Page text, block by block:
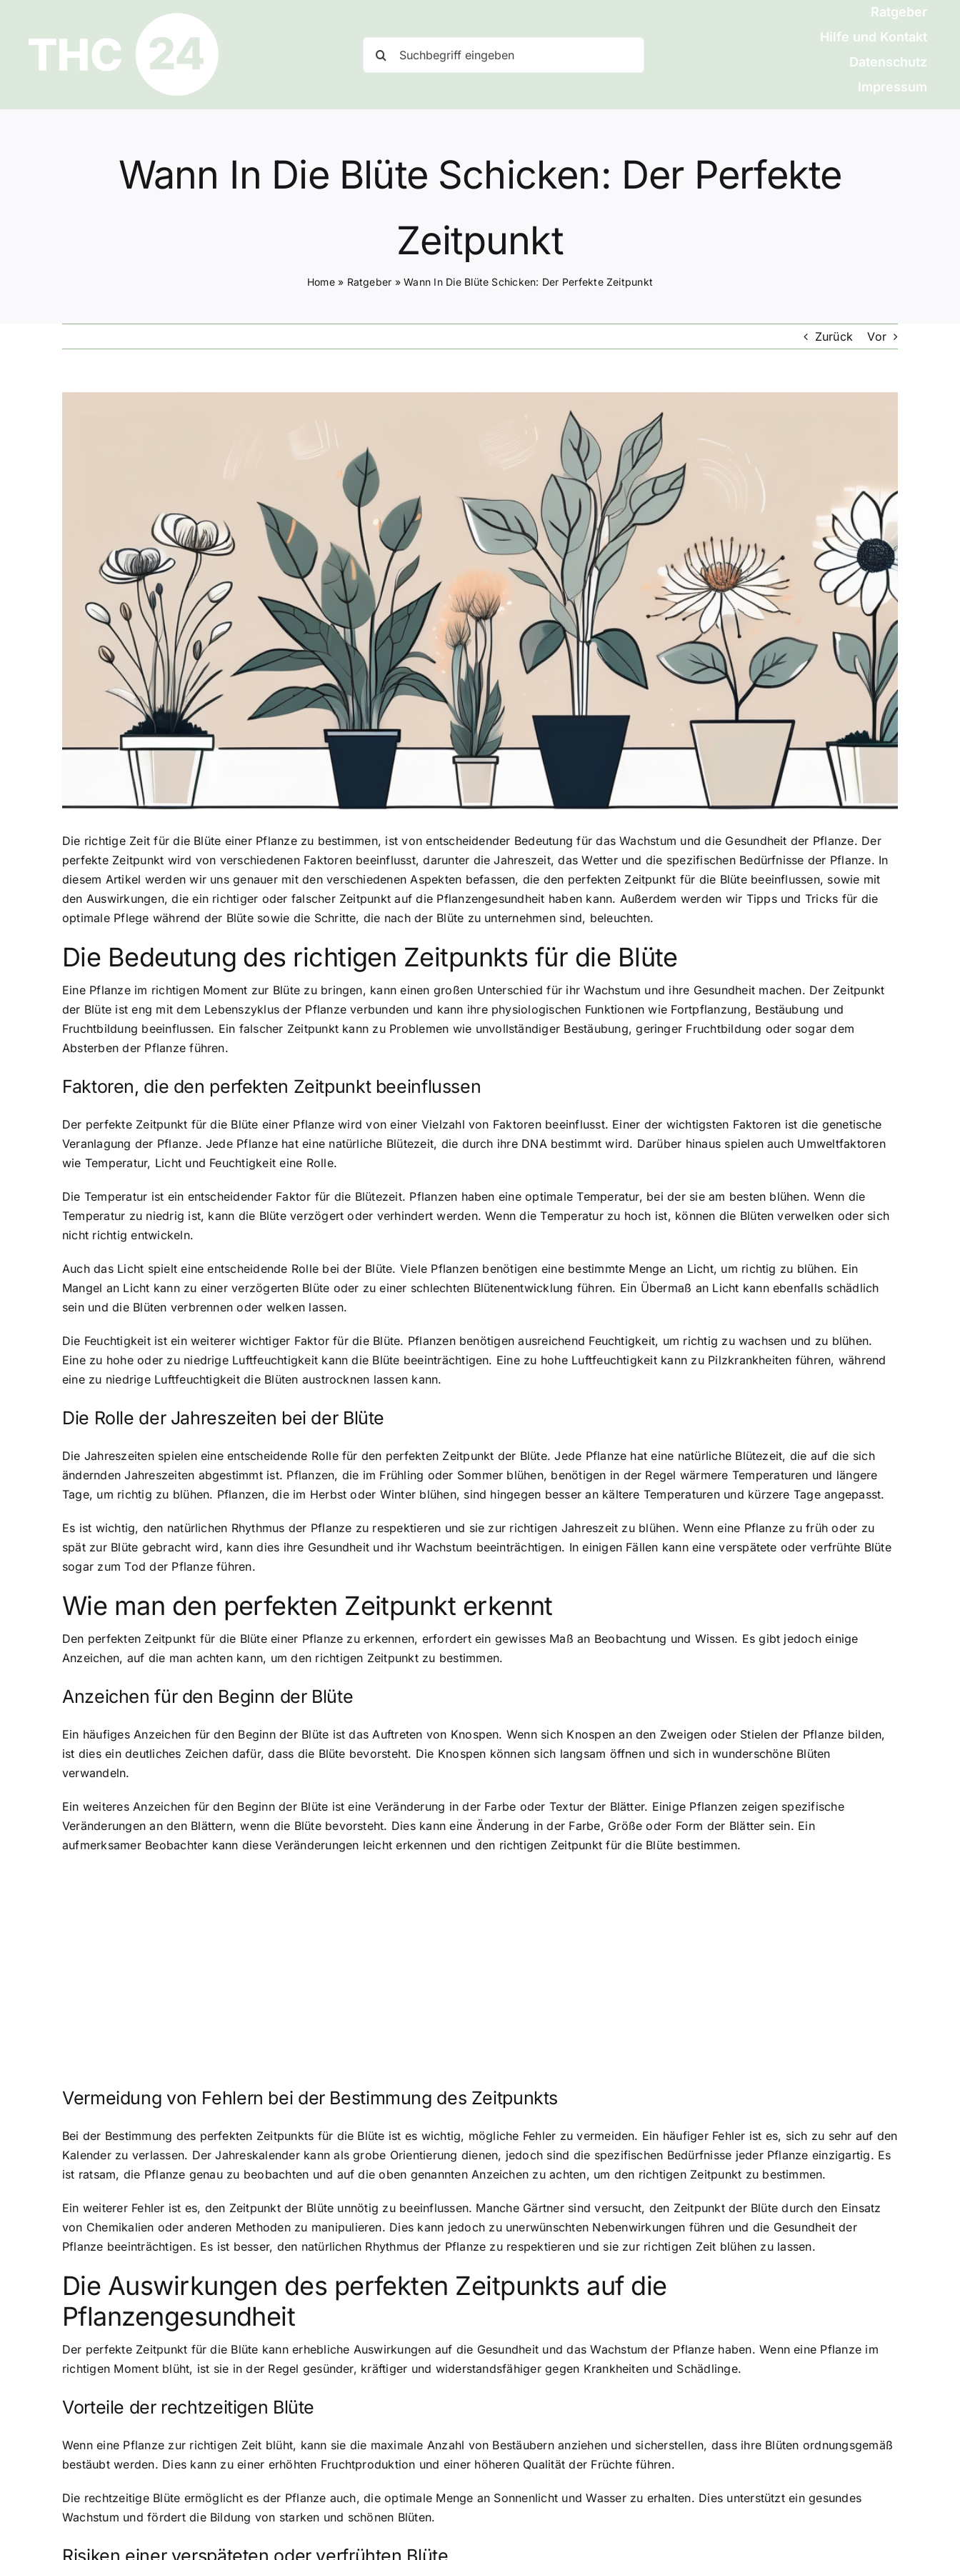
springen
nach:
Ratgeber
Hilfe und Kontakt
Datenschutz
Impressum
Wann In Die Blüte Schicken: Der Perfekte
Zeitpunkt
Home» Ratgeber »Wann In Die Blüte Schicken: Der Perfekte Zeitpunkt
Zurück Vor
Die richtige Zeit für die Blüte einer Pflanze zu bestimmen, ist von entscheidender Bedeutung für das Wachstum und die Gesundheit der Pflanze. Der
perfekte Zeitpunkt wird von verschiedenen Faktoren beeinflusst, darunter die Jahreszeit, das Wetter und die spezifischen Bedürfnisse der Pflanze. In
diesem Artikel werden wir uns genauer mit den verschiedenen Aspekten befassen, die den perfekten Zeitpunkt für die Blüte beeinflussen, sowie mit
den Auswirkungen, die ein richtiger oder falscher Zeitpunkt auf die Pflanzengesundheit haben kann. Außerdem werden wir Tipps und Tricks für die
optimale Pflege während der Blüte sowie die Schritte, die nach der Blüte zu unternehmen sind, beleuchten.
Die Bedeutung des richtigen Zeitpunkts für die Blüte
Eine Pflanze im richtigen Moment zur Blüte zu bringen, kann einen großen Unterschied für ihr Wachstum und ihre Gesundheit machen. Der Zeitpunkt
der Blüte ist eng mit dem Lebenszyklus der Pflanze verbunden und kann ihre physiologischen Funktionen wie Fortpflanzung, Bestäubung und
Fruchtbildung beeinflussen. Ein falscher Zeitpunkt kann zu Problemen wie unvollständiger Bestäubung, geringer Fruchtbildung oder sogar dem
Absterben der Pflanze führen.
Faktoren, die den perfekten Zeitpunkt beeinflussen
Der perfekte Zeitpunkt für die Blüte einer Pflanze wird von einer Vielzahl von Faktoren beeinflusst. Einer der wichtigsten Faktoren ist die genetische
Veranlagung der Pflanze. Jede Pflanze hat eine natürliche Blütezeit, die durch ihre DNA bestimmt wird. Darüber hinaus spielen auch Umweltfaktoren
wie Temperatur, Licht und Feuchtigkeit eine Rolle.
Die Temperatur ist ein entscheidender Faktor für die Blütezeit. Pflanzen haben eine optimale Temperatur, bei der sie am besten blühen. Wenn die
Temperatur zu niedrig ist, kann die Blüte verzögert oder verhindert werden. Wenn die Temperatur zu hoch ist, können die Blüten verwelken oder sich
nicht richtig entwickeln.
Auch das Licht spielt eine entscheidende Rolle bei der Blüte. Viele Pflanzen benötigen eine bestimmte Menge an Licht, um richtig zu blühen. Ein
Mangel an Licht kann zu einer verzögerten Blüte oder zu einer schlechten Blütenentwicklung führen. Ein Übermaß an Licht kann ebenfalls schädlich
sein und die Blüten verbrennen oder welken lassen.
Die Feuchtigkeit ist ein weiterer wichtiger Faktor für die Blüte. Pflanzen benötigen ausreichend Feuchtigkeit, um richtig zu wachsen und zu blühen.
Eine zu hohe oder zu niedrige Luftfeuchtigkeit kann die Blüte beeinträchtigen. Eine zu hohe Luftfeuchtigkeit kann zu Pilzkrankheiten führen, während
eine zu niedrige Luftfeuchtigkeit die Blüten austrocknen lassen kann.
Die Rolle der Jahreszeiten bei der Blüte
Die Jahreszeiten spielen eine entscheidende Rollefür den perfekten Zeitpunkt der Blüte. Jede Pflanze hat eine natürliche Blütezeit, die auf die sich
ändernden Jahreszeiten abgestimmt ist. Pflanzen, die im Frühling oder Sommer blühen, benötigen in der Regel wärmere Temperaturen und längere
Tage, um richtig zu blühen. Pflanzen, die im Herbst oder Winter blühen, sind hingegen besser an kältere Temperaturen und kürzere Tage angepasst.
Es ist wichtig, den natürlichen Rhythmus der Pflanze zu respektieren und sie zur richtigen Jahreszeit zu blühen. Wenn eine Pflanze zu früh oder zu
spät zur Blüte gebracht wird, kann dies ihre Gesundheit und ihr Wachstum beeinträchtigen. In einigen Fällen kann eine verspätete oder verfrühte Blüte
sogar zum Tod der Pflanze führen.
Wie man den perfekten Zeitpunkt erkennt
Den perfekten Zeitpunkt für die Blüte einer Pflanze zu erkennen, erfordert ein gewisses Maß an Beobachtung und Wissen. Es gibt jedoch einige
Anzeichen, auf die man achten kann, um den richtigen Zeitpunkt zu bestimmen.
Anzeichen für den Beginn der Blüte
Ein häufiges Anzeichen für den Beginn der Blüte ist das Auftreten von Knospen. Wenn sich Knospen an den Zweigen oder Stielen der Pflanze bilden,
ist dies ein deutliches Zeichen dafür, dass die Blüte bevorsteht. Die Knospen können sich langsam öffnen und sich in wunderschöne Blüten
verwandeln.
Ein weiteres Anzeichen für den Beginn der Blüte ist eine Veränderung in der Farbe oder Textur der Blätter. Einige Pflanzen zeigen spezifische
Veränderungen an den Blättern, wenn die Blüte bevorsteht. Dies kann eine Änderung in der Farbe, Größe oder Form der Blätter sein. Ein
aufmerksamer Beobachter kann diese Veränderungen leicht erkennen und den richtigen Zeitpunkt für die Blüte bestimmen.
Vermeidung von Fehlern bei der Bestimmung des Zeitpunkts
Bei der Bestimmung des perfekten Zeitpunkts für die Blüte ist es wichtig, mögliche Fehler zu vermeiden. Ein häufiger Fehler ist es, sich zu sehr auf den
Kalender zu verlassen. Der Jahreskalender kann als grobe Orientierung dienen, jedoch sind die spezifischen Bedürfnisse jeder Pflanze einzigartig. Es
ist ratsam, die Pflanze genau zu beobachten und auf die oben genannten Anzeichen zu achten, um den richtigen Zeitpunkt zu bestimmen.
Ein weiterer Fehler ist es, den Zeitpunkt der Blüte unnötig zu beeinflussen. Manche Gärtner sind versucht, den Zeitpunkt der Blüte durch den Einsatz
von Chemikalien oder anderen Methoden zu manipulieren. Dies kann jedoch zu unerwünschten Nebenwirkungen führen und die Gesundheit der
Pflanze beeinträchtigen. Es ist besser, den natürlichen Rhythmus der Pflanze zu respektieren und sie zur richtigen Zeit blühen zu lassen.
Die Auswirkungen des perfekten Zeitpunkts auf die
Pflanzengesundheit
Der perfekte Zeitpunkt für die Blüte kann erhebliche Auswirkungen auf die Gesundheit und das Wachstum der Pflanze haben. Wenn eine Pflanze im
richtigen Moment blüht, ist sie in der Regel gesünder, kräftiger und widerstandsfähiger gegen Krankheiten und Schädlinge.
Vorteile der rechtzeitigen Blüte
Wenn eine Pflanze zur richtigen Zeit blüht, kann sie die maximale Anzahl von Bestäubern anziehen und sicherstellen, dass ihre Blüten ordnungsgemäß
bestäubt werden. Dies kann zu einer erhöhten Fruchtproduktion und einer höheren Qualität der Früchte führen.
Die rechtzeitige Blüte ermöglicht es der Pflanze auch, die optimale Menge an Sonnenlicht und Wasser zu erhalten. Dies unterstützt ein gesundes
Wachstum und fördert die Bildung von starken und schönen Blüten.
Risiken einer verspäteten oder verfrühten Blüte